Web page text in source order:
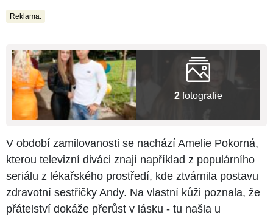
Reklama:
2 fotografie
V období zamilovanosti se nachází Amelie Pokorná,
kterou televizní diváci znají například z populárního
seriálu z lékařského prostředí, kde ztvárnila postavu
zdravotní sestřičky Andy. Na vlastní kůži poznala, že
přátelství dokáže přerůst v lásku - tu našla u